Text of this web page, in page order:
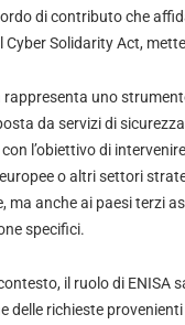
di contributo che
Cyber Solidarity Act,
rappresenta uno
da servizi di
con l’obiettivo di
o altri settori
ma anche ai paesi terzi
specifici.
il ruolo di ENISA
delle richieste